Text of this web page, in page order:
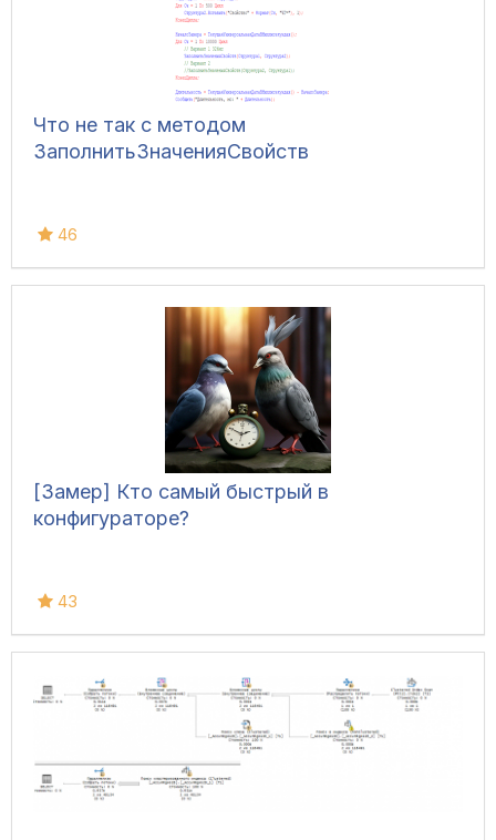
Что не так с методом
ЗаполнитьЗначенияСвойств
46
[Замер] Кто самый быстрый в
конфигураторе?
43